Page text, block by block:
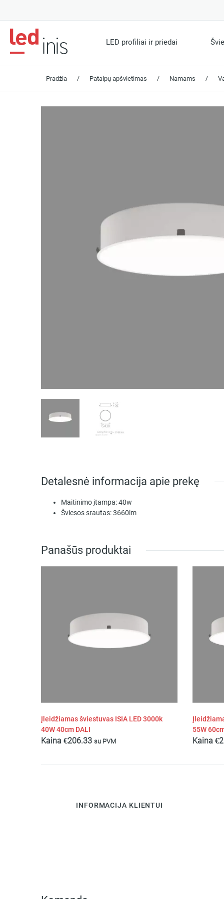
LED profiliai ir priedai
Pradžia / Patalpų apšvietimas / Namams /
Detalesnė informacija apie prekę
Maitinimo įtampa:40w
Šviesos srautas:3660lm
Panašūs produktai
Įleidžiamas šviestuvas ISIA LED 3000k
40W 40cm DALI
Kaina €206.33 su PVM
55W
Kaina €
INFORMACIJA KLIENTUI